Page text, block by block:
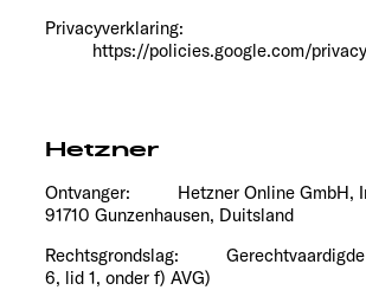
Privacyverklaring:
https://policies.google.com/
Hetzner
Ontvanger: Hetzner Online GmbH,
91710 Gunzenhausen, Duitsland
Rechtsgrondslag: Gerechtvaardigde
6, lid 1, onder f) AVG)